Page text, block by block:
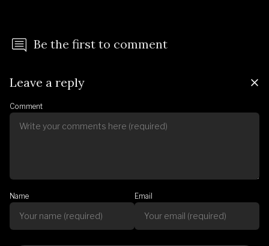
Be the first to comment
Leave a reply
Comment
Name Email